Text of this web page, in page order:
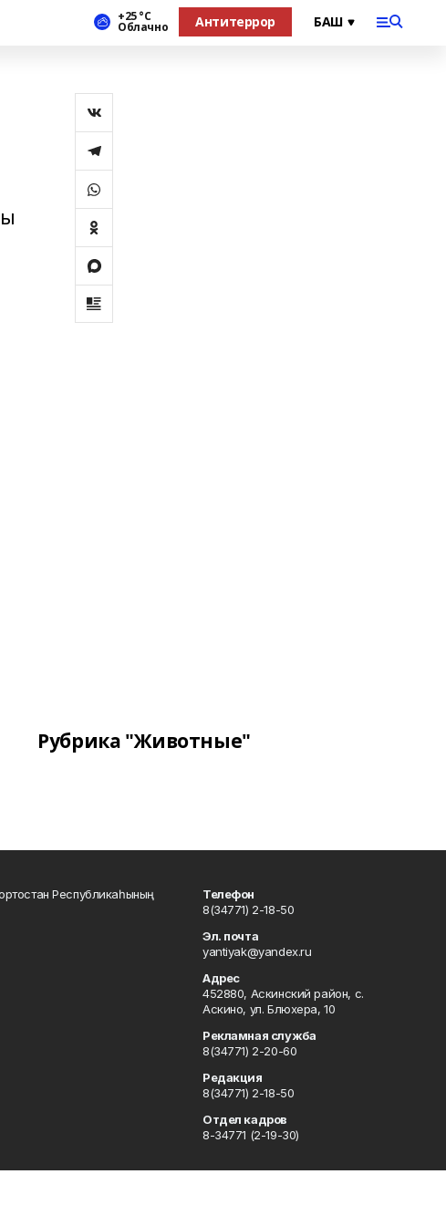
+25 °С
Облачно Антитеррор
Рубрика "Животные"
Республикаһының
Телефон
8(34771) 2-18-50
Эл. почта
yantiyak@yandex.ru
Адрес
452880, Аскинский район, с.
Аскино, ул. Блюхера, 10
Рекламная служба
8(34771) 2-20-60
Редакция
8(34771) 2-18-50
Отдел кадров
8-34771 (2-19-30)